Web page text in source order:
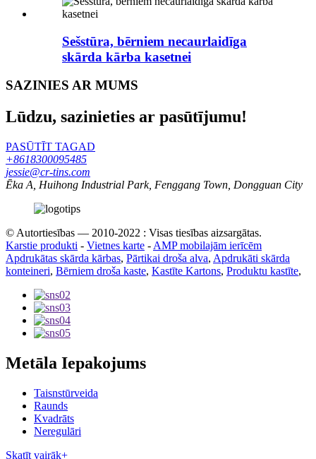
Sešstūra, bērniem necaurlaidīga
skārda kārba kasetnei
SAZINIES AR MUMS
Lūdzu, sazinieties ar pasūtījumu!
PASŪTĪT TAGAD
+8618300095485
jessie@cr-tins.com
Ēka A, Huihong Industrial Park, Fenggang Town, Dongguan City
© Autortiesības — 2010-2022 : Visas tiesības aizsargātas.
Karstie produkti - Vietnes karte - AMP mobilajām ierīcēm
Apdrukātas skārda kārbas, Pārtikai droša alva, Apdrukāti skārda
konteineri, Bērniem droša kaste, Kastīte Kartons, Produktu kastīte,
Metāla Iepakojums
Taisnstūrveida
Raunds
Kvadrāts
Neregulāri
Skatīt vairāk+